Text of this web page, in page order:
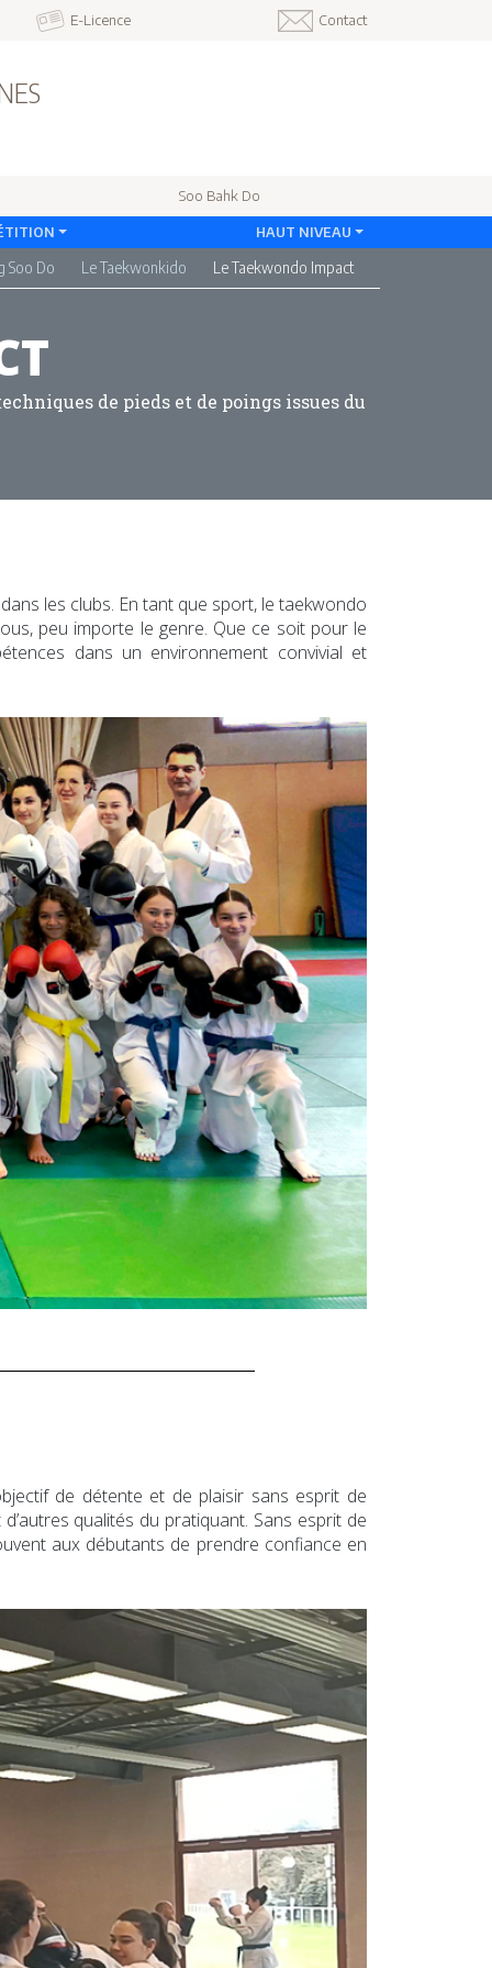
E-Licence Contact
Soo Bahk Do
HAUT NIVEAU
Soo Do Le Taekwonkido Le Taekwondo Impact
de pieds et de poings issues du
les clubs. En tant que sport, le taekwondo
peu importe le genre. Que ce soit pour le
dans un environnement convivial et
de détente et de plaisir sans esprit de
qualités du pratiquant. Sans esprit de
aux débutants de prendre confiance en